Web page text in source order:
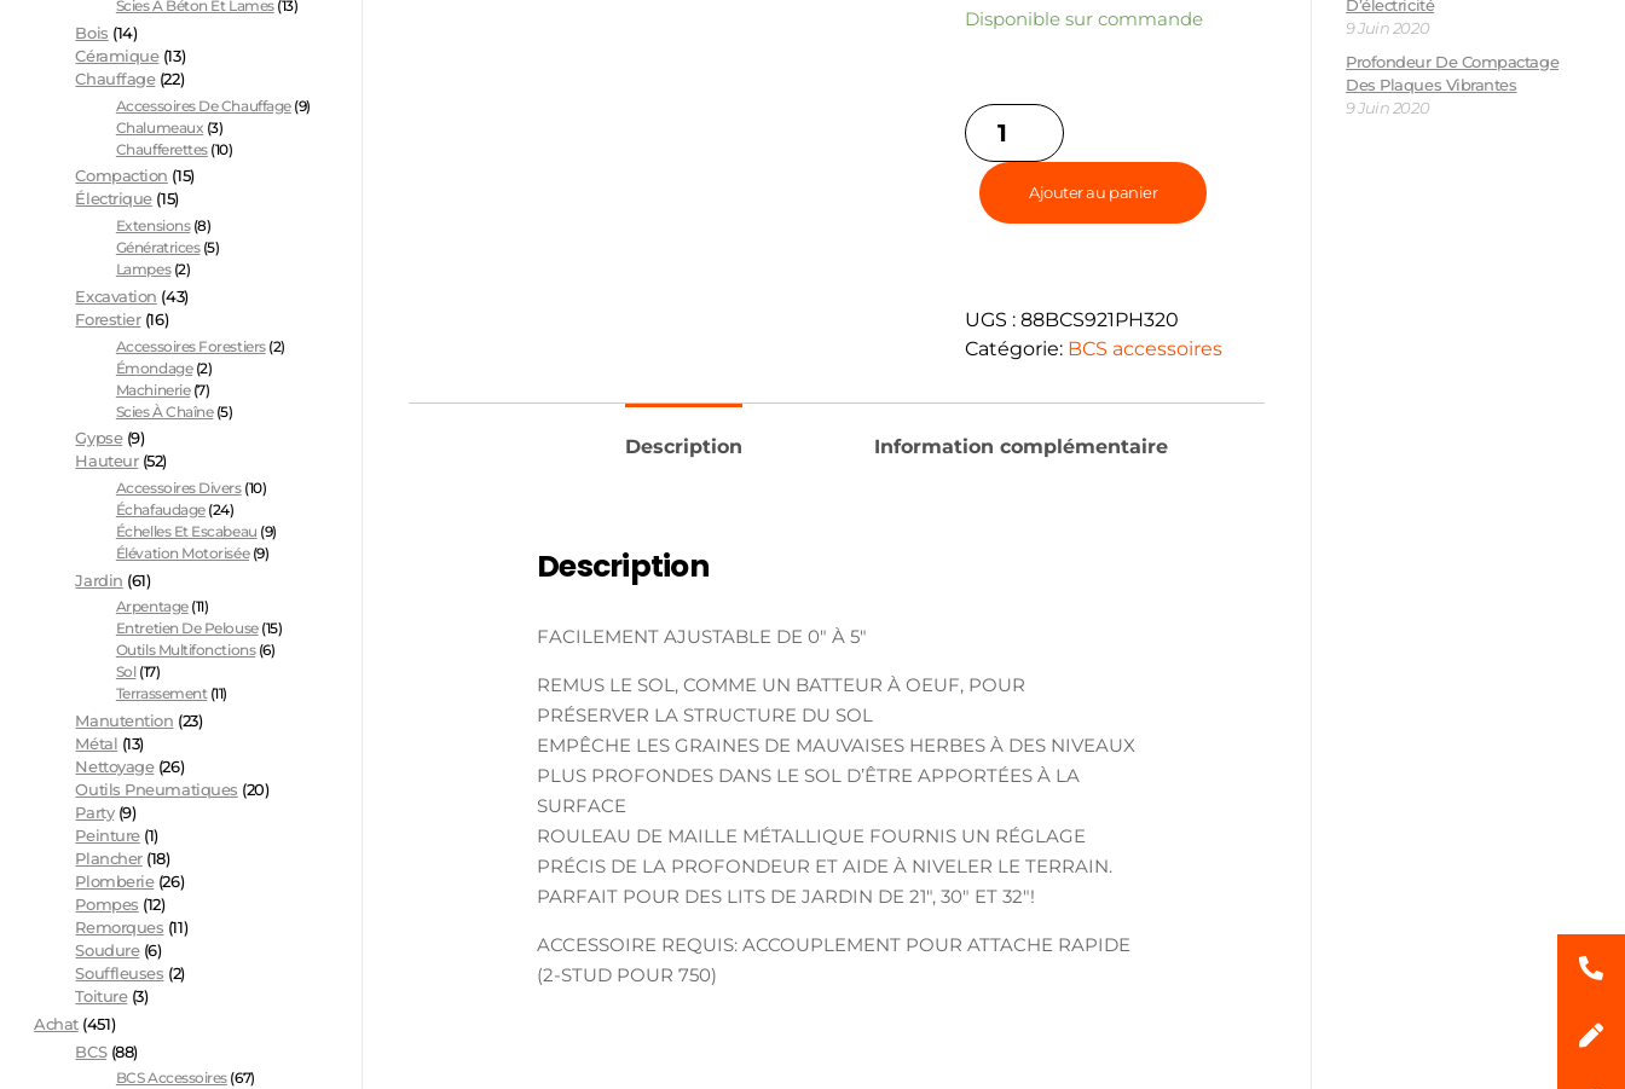
Disponible sur commande
Ajouter au panier
UGS :88BCS921PH320
Catégorie: BCS accessoires
Description Information complémentaire
Description
FACILEMENT AJUSTABLE DE 0″ À 5″
REMUS LE SOL, COMME UN BATTEUR À OEUF, POUR
PRÉSERVER LA STRUCTURE DU SOL
EMPÊCHE LES GRAINES DE MAUVAISES HERBES À DES NIVEAUX
PLUS PROFONDES DANS LE SOL D’ÊTRE APPORTÉES À LA
SURFACE
ROULEAU DE MAILLE MÉTALLIQUE FOURNIS UN RÉGLAGE
PRÉCIS DE LA PROFONDEUR ET AIDE À NIVELER LE TERRAIN.
PARFAIT POUR DES LITS DE JARDIN DE 21″, 30″ ET 32″!
ACCESSOIRE REQUIS: ACCOUPLEMENT POUR ATTACHE RAPIDE
(2-STUD POUR 750)
Scies À Béton Et Lames (13)
Bois (14)
Céramique (13)
Chauffage (22)
Accessoires De Chauffage (9)
Chalumeaux (3)
Chaufferettes (10)
Compaction (15)
Électrique (15)
Extensions (8)
Génératrices (5)
Lampes (2)
Excavation (43)
Forestier (16)
Accessoires Forestiers (2)
Émondage (2)
Machinerie (7)
Scies À Chaîne (5)
Gypse (9)
Hauteur (52)
Accessoires Divers (10)
Échafaudage (24)
Échelles Et Escabeau (9)
Élévation Motorisée (9)
Jardin (61)
Arpentage (11)
Entretien De Pelouse (15)
Outils Multifonctions (6)
Sol (17)
Terrassement (11)
Manutention (23)
Métal (13)
Nettoyage (26)
Outils Pneumatiques (20)
Party (9)
Peinture (1)
Plancher (18)
Plomberie (26)
Pompes (12)
Remorques (11)
Soudure (6)
Souffleuses (2)
Toiture (3)
Achat (451)
BCS (88)
BCS Accessoires (67)
D’électricité
9 Juin 2020
Profondeur De Compactage
Des Plaques Vibrantes
9 Juin 2020